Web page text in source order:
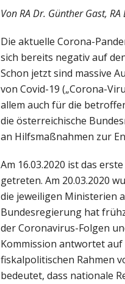
Von RA Dr. Günther Gast,
Die aktuelle Corona-
sich bereits negativ auf
Schon jetzt sind massive
von Covid-19 („Corona-
allem auch für die
die österreichische
an Hilfsmaßnahmen zur
Am 16.03.2020 ist das
getreten. Am 20.03.2020
die jeweiligen Ministerien
Bundesregierung hat
der Coronavirus-Folgen
Kommission antwortet auf
fiskalpolitischen Rahmen
bedeutet, dass nationale